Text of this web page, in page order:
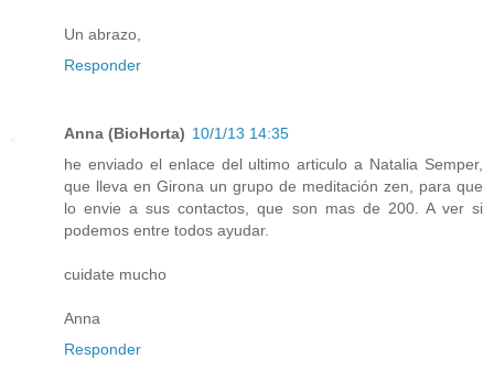
Un abrazo,
Responder
Anna (BioHorta) 10/1/13 14:35
he enviado el enlace del ultimo articulo a Natalia Semper,
que lleva en Girona un grupo de meditación zen, para que
lo envie a sus contactos, que son mas de 200. A ver si
podemos entre todos ayudar.
cuidate mucho
Anna
Responder